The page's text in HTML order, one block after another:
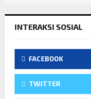
INTERAKSI SOSIAL
FACEBOOK
TWITTER